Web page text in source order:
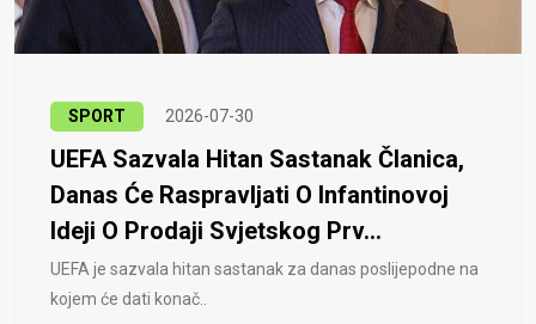
SPORT 2026-07-30
UEFA Sazvala Hitan Sastanak Članica,
Danas Će Raspravljati O Infantinovoj
Ideji O Prodaji Svjetskog Prv...
UEFA je sazvala hitan sastanak za danas poslijepodne na
kojem će dati konač..